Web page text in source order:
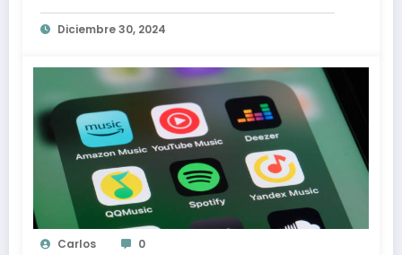
Proteger tus Derechos Laborales
Diciembre 30, 2024
Carlos 0